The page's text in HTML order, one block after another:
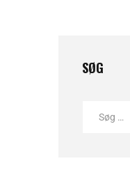
SØG